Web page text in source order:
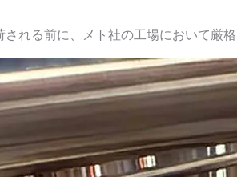
れる前に、メト社の工場において厳